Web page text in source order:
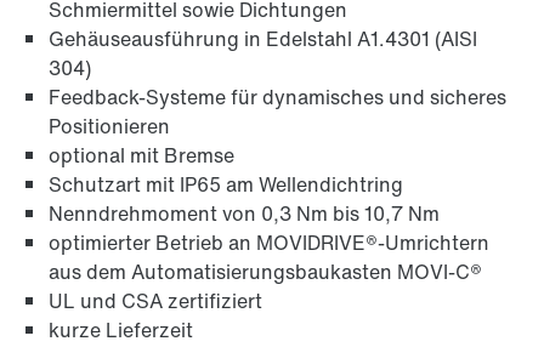
Schmiermittel sowie Dichtungen
Gehäuseausführung in Edelstahl A1.4301 (AISI
304)
Feedback-Systeme für dynamisches und sicheres
Positionieren
optional mit Bremse
Schutzart mit IP65 am Wellendichtring
Nenndrehmoment von 0,3 Nm bis 10,7 Nm
optimierter Betrieb an MOVIDRIVE®-Umrichtern
aus dem Automatisierungsbaukasten MOVI-C®
UL und CSA zertifiziert
kurze Lieferzeit